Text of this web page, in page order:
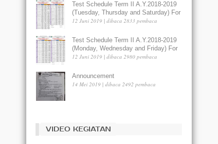
Test Schedule Term II A.Y.2018-2019
(Tuesday, Thursday and Saturday) For
Liberty Lama - Dumai
12 Juni 2019 | dibaca 2833 pembaca
Test Schedule Term II A.Y.2018-2019
(Monday, Wednesday and Friday) For
Liberty Merdeka Lama - Dumai
12 Juni 2019 | dibaca 2980 pembaca
Announcement
14 Mei 2019 | dibaca 2492 pembaca
VIDEO KEGIATAN